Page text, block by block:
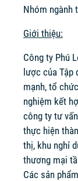
Nhóm ngành
Giới thiệu:
Công ty Phú
lược của
mạnh, tổ
nghiệm kết
công ty tư
thực hiện
thị, khu nghỉ
thương mại
Các sản